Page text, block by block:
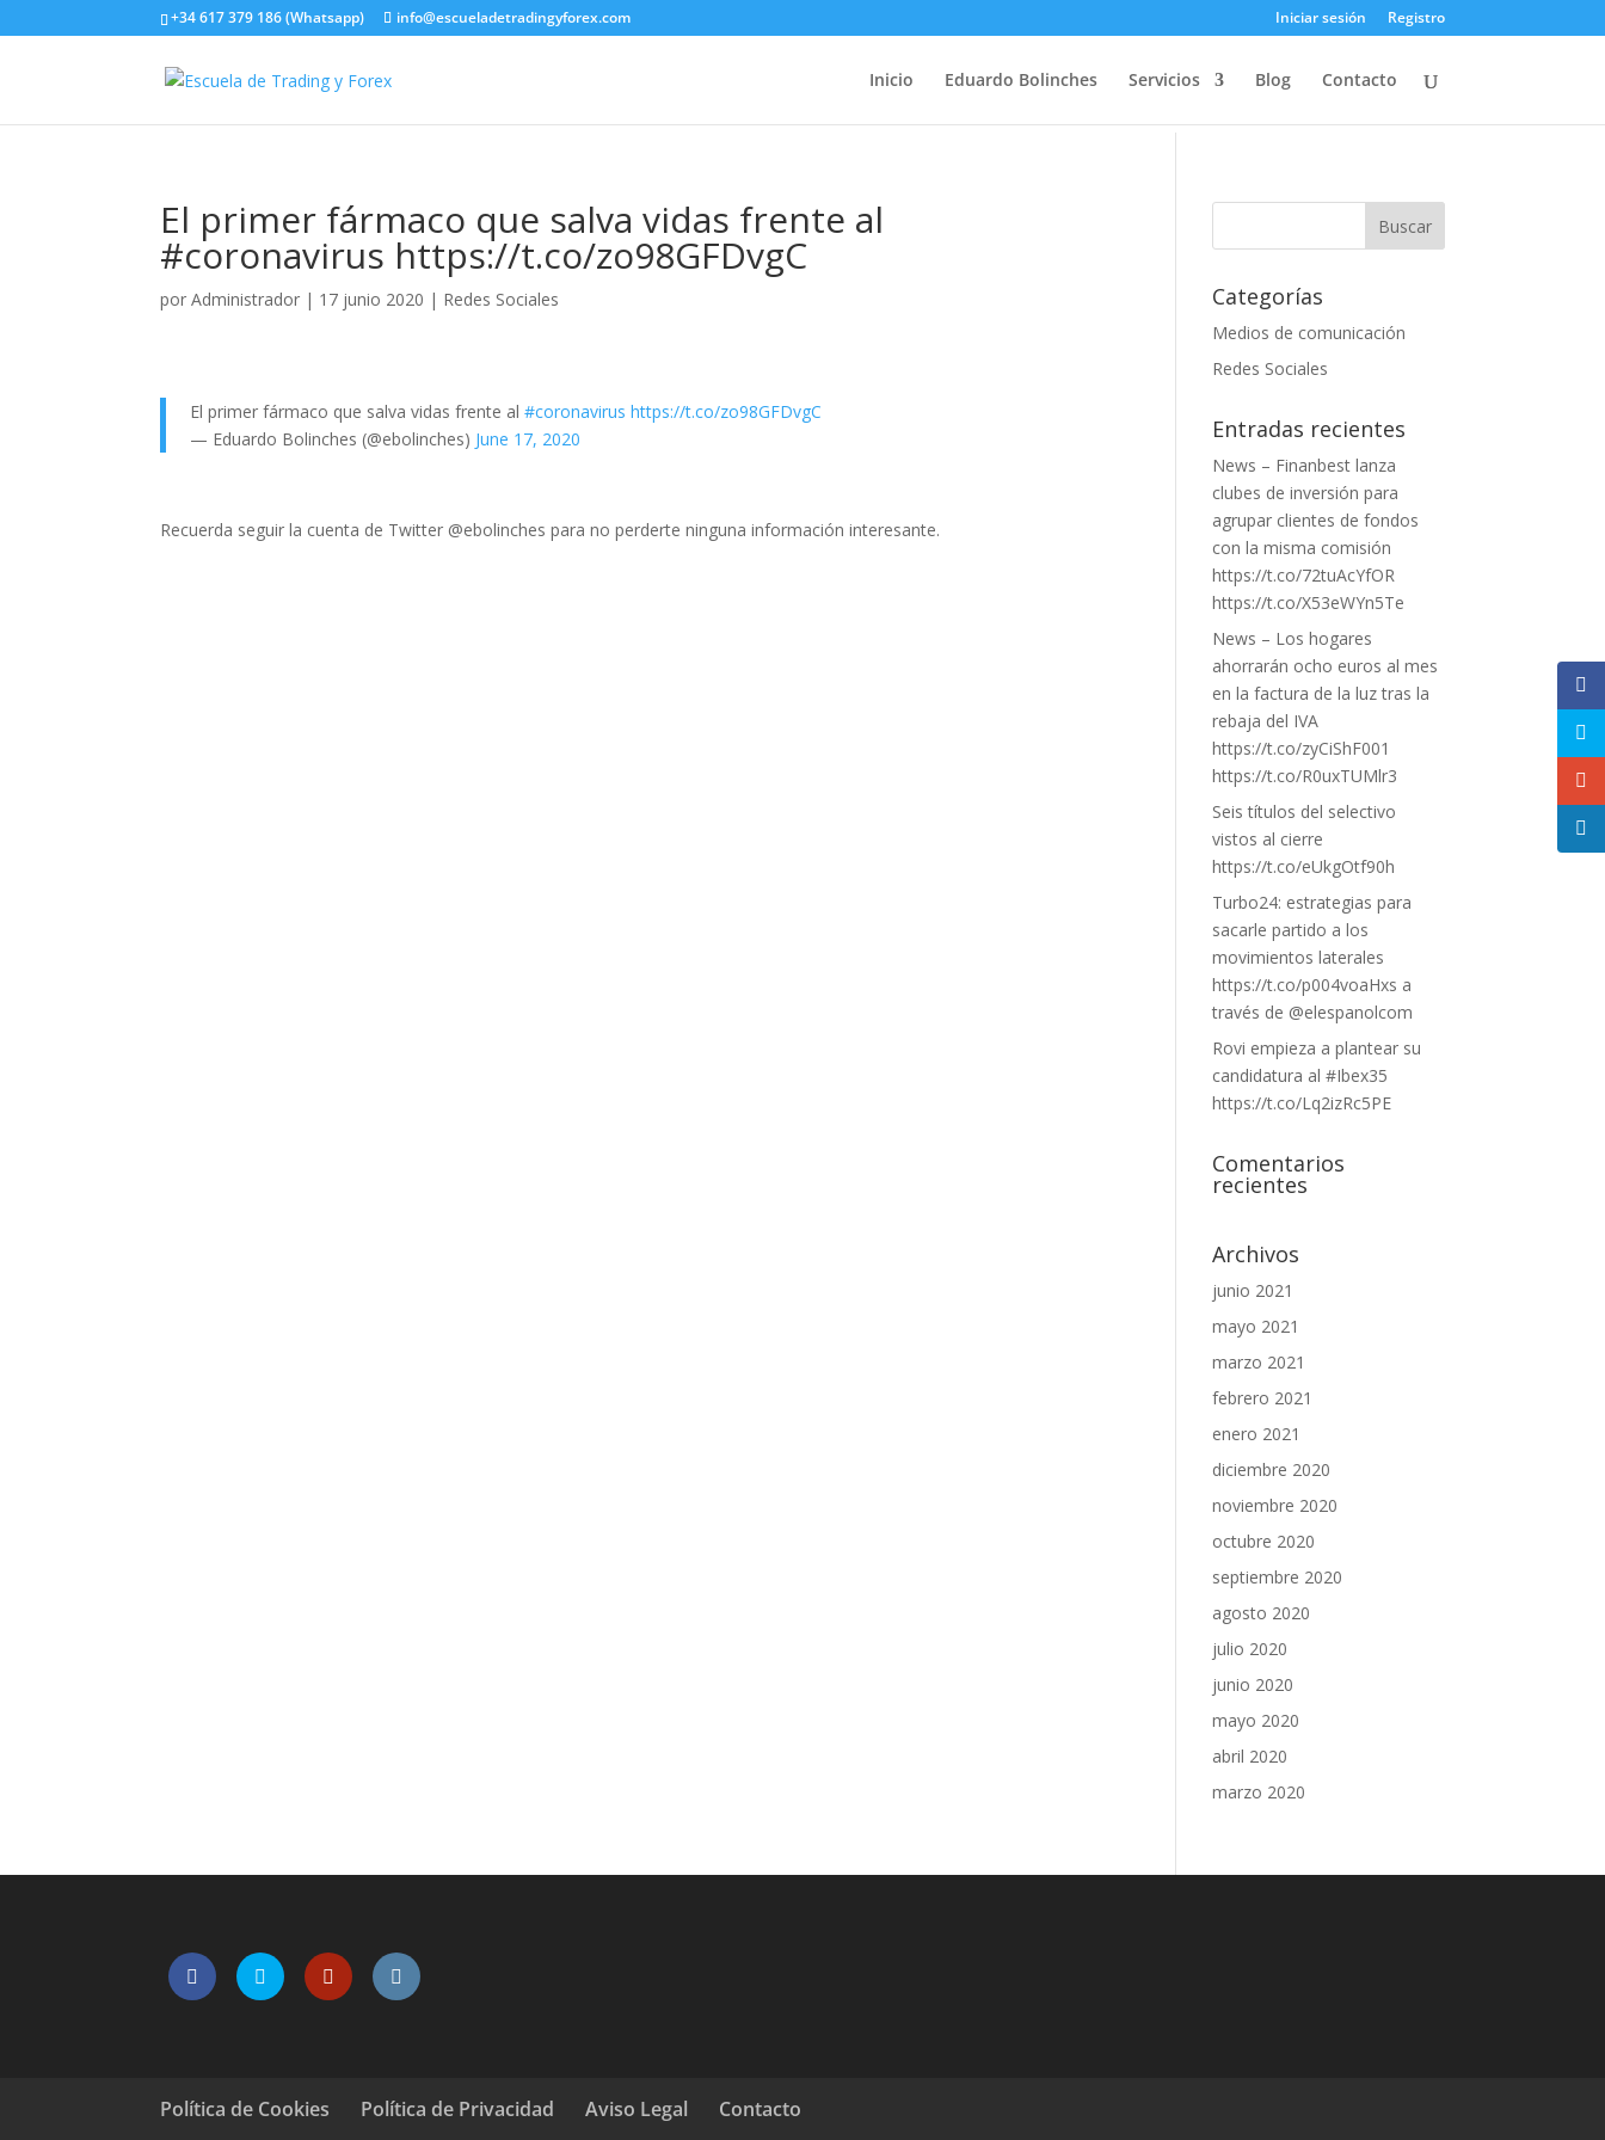
+34 617 379 186 (Whatsapp) info@escueladetradingyforex.com Iniciar sesión Registro
Inicio Eduardo Bolinches Servicios Blog Contacto
El primer fármaco que salva vidas frente al
#coronavirus https://t.co/zo98GFDvgC
porAdministrador | 17 junio 2020 | Redes Sociales
El primer fármaco que salva vidas frente al#coronavirus https://t.co/zo98GFDvgC
— Eduardo Bolinches (@ebolinches) June 17, 2020
Recuerda seguir la cuenta de Twitter @ebolinches para no perderte ninguna información interesante.
Categorías
Medios de comunicación
Redes Sociales
Entradas recientes
News – Finanbest lanza
clubes de inversión para
agrupar clientes de fondos
con la misma comisión
https://t.co/72tuAcYfOR
https://t.co/X53eWYn5Te
News – Los hogares
ahorrarán ocho euros al mes
en la factura de la luz tras la
rebaja del IVA
https://t.co/zyCiShF001
https://t.co/R0uxTUMlr3
Seis títulos del selectivo
vistos al cierre
https://t.co/eUkgOtf90h
Turbo24: estrategias para
sacarle partido a los
movimientos laterales
https://t.co/p004voaHxs a
través de @elespanolcom
Rovi empieza a plantear su
candidatura al #Ibex35
https://t.co/Lq2izRc5PE
Comentarios
recientes
Archivos
junio 2021
mayo 2021
marzo 2021
febrero 2021
enero 2021
diciembre 2020
noviembre 2020
octubre 2020
septiembre 2020
agosto 2020
julio 2020
junio 2020
mayo 2020
abril 2020
marzo 2020
Política de Cookies Política de Privacidad Aviso Legal Contacto